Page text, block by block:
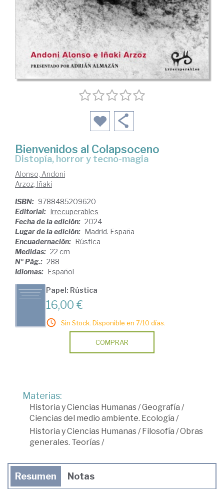
Bienvenidos al Colapsoceno
distopía, horror y tecno-magia
Alonso, Andoni
Arzoz, Iñaki
ISBN: 9788485209620
Editorial: Irrecuperables
Fecha de la edición: 2024
Lugar de la edición: Madrid. España
Encuadernación: Rústica
Medidas: 22 cm
Nº Pág.: 288
Idiomas: Español
Papel: Rústica
16,00 €
Sin Stock. Disponible en 7/10 días.
COMPRAR
Materias:
Historia y Ciencias Humanas/Geografía /
Ciencias del medio ambiente. Ecología /
Historia y Ciencias Humanas/Filosofía /Obras
generales. Teorías/
Resumen Notas